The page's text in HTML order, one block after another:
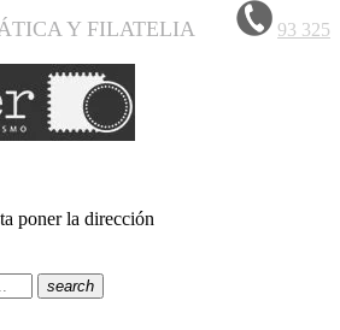
Y FILATELIA
93 325
poner la dirección
search